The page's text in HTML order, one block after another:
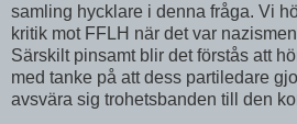
samling hycklare i denna fråga. Vi
kritik mot FFLH när det var
Särskilt pinsamt blir det förstås att
med tanke på att dess partiledare
avsvära sig trohetsbanden till den